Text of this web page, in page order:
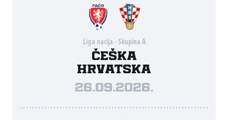
Liga nacija - Skupina A
Češka
Hrvatska
26.09.2026.